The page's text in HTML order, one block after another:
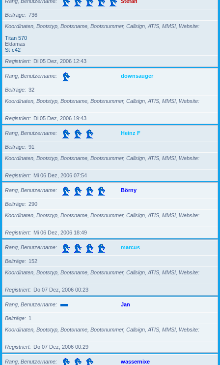
Beiträge
736
Koordinaten, Bootstyp, Bootsname, Bootsnummer, Callsign, ATIS, MMSI, Website
Titan 570
Eldamas
St-c42
Registriert
Di 05 Dez, 2006 12:43
Rang, Benutzername downsauger
Beiträge
32
Koordinaten, Bootstyp, Bootsname, Bootsnummer, Callsign, ATIS, MMSI, Website
Registriert Di 05 Dez, 2006 19:43
Rang, Benutzername Heinz F
Beiträge
91
Koordinaten, Bootstyp, Bootsname, Bootsnummer, Callsign, ATIS, MMSI, Website
Registriert Mi 06 Dez, 2006 07:54
Rang, Benutzername Börny
Beiträge
290
Koordinaten, Bootstyp, Bootsname, Bootsnummer, Callsign, ATIS, MMSI, Website
Registriert Mi 06 Dez, 2006 18:49
Rang, Benutzername marcus
Beiträge
152
Koordinaten, Bootstyp, Bootsname, Bootsnummer, Callsign, ATIS, MMSI, Website
Registriert Do 07 Dez, 2006 00:23
Rang, Benutzername Jan
Beiträge
1
Koordinaten, Bootstyp, Bootsname, Bootsnummer, Callsign, ATIS, MMSI, Website
Registriert Do 07 Dez, 2006 00:29
Rang, Benutzername wassernixe